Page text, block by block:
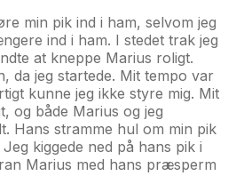
min pik ind i ham, selvom jeg
ind i ham. I stedet trak jeg
at kneppe Marius roligt.
da jeg startede. Mit tempo var
kunne jeg ikke styre mig. Mit
og både Marius og jeg
Hans stramme hul om min pik
kiggede ned på hans pik i
Marius med hans præsperm